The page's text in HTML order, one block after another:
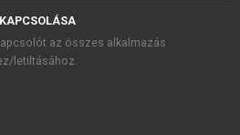
az összes alkalmazás
letiltásához.